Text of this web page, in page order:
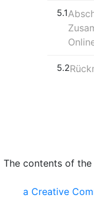
5.1
5.2
The contents of
a Creative